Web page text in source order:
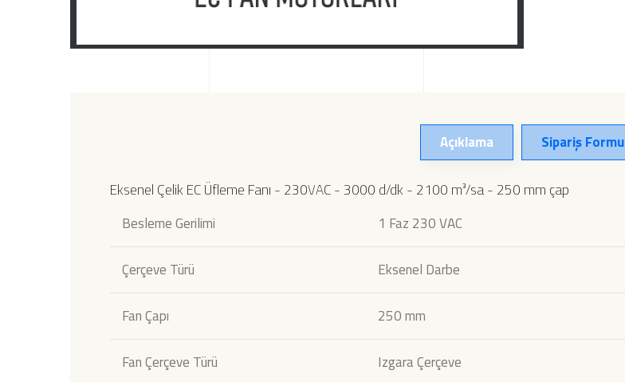
Açıklama Sipariş Formu
Eksenel Çelik EC Üfleme Fanı - 230VAC - 3000 d/dk - 2100 m³/sa - 250 mm çap
Besleme Gerilimi
1 Faz 230 VAC
Çerçeve Türü Eksenel Darbe
Fan Çapı 250 mm
Fan Çerçeve Türü Izgara Çerçeve